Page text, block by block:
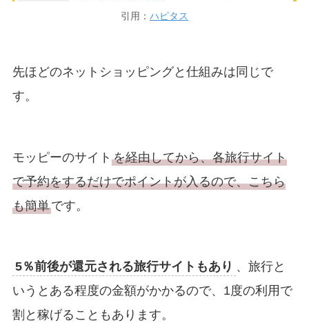
引用： ハピタス
先ほどのネットショッピングと仕組みは同じで
す。
モッピーのサイト を経由してから、各旅行サイト
で予約をするだけでポイントが入るので、こちら
も簡単です。
5％前後が還元される旅行サイトもあり 、旅行と
いうとある程度の金額がかかるので、1度の利用で
割と稼げることもあります。